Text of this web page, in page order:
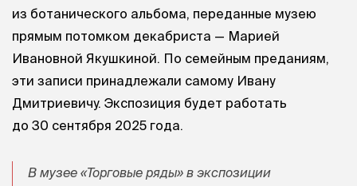
из ботанического альбома, переданные музею
прямым потомком декабриста — Марией
Ивановной Якушкиной. По семейным преданиям,
эти записи принадлежали самому Ивану
Дмитриевичу. Экспозиция будет работать
до 30 сентября 2025 года.
В музее «Торговые ряды» в экспозиции